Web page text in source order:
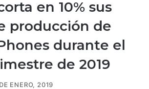
en 10% sus
producción de
durante el
de 2019
ENERO, 2019